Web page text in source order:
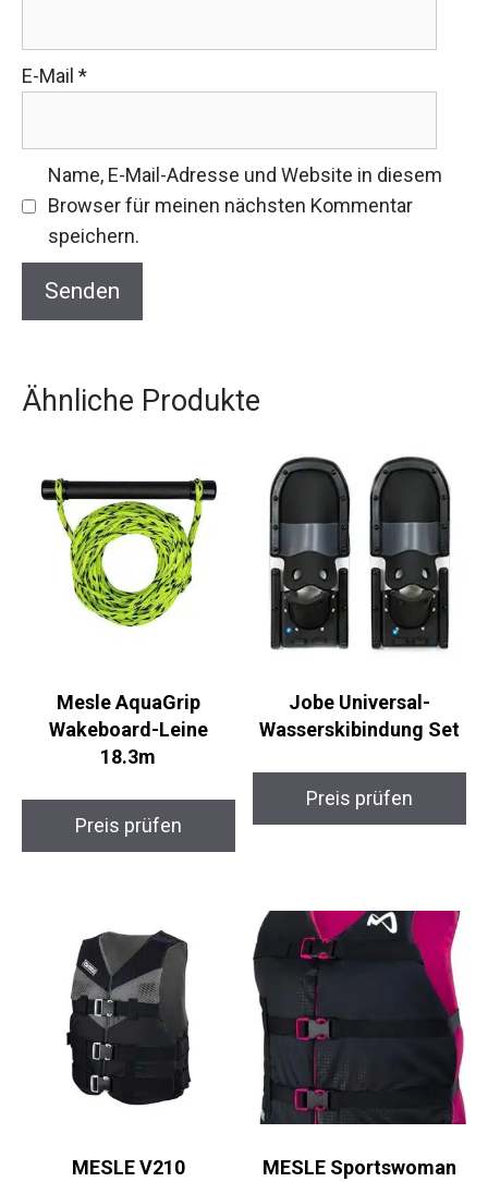
E-Mail *
Name, E-Mail-Adresse und Website in diesem
Browser für meinen nächsten Kommentar
speichern.
Ähnliche Produkte
Mesle AquaGrip
Wakeboard-Leine
18.3m
Preis prüfen
Jobe Universal-
Wasserskibindung Set
Preis prüfen
MESLE V210
MESLE Sportswoman